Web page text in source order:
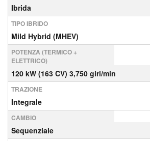
Ibrida
TIPO IBRIDO
Mild Hybrid (MHEV)
POTENZA (TERMICO +
ELETTRICO)
120 kW (163 CV) 3,750 giri/min
TRAZIONE
Integrale
CAMBIO
Sequenziale